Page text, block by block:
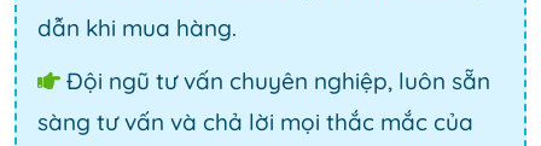
dẫn khi mua hàng.
Đội ngũ tư vấn chuyên nghiệp, luôn sẵn
sàng tư vấn và chả lời mọi thắc mắc của